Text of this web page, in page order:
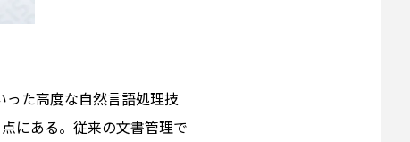
った高度な自然言語処理技
にある。従来の文書管理で